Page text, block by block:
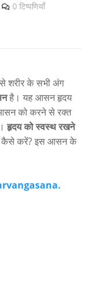
0 टिप्पणियाँ
शरीर के सभी अंग
है। यह आसन हृदय
को करने से रक्त
हृदय को स्वस्थ रखने
कैसे करें?इस आसन के